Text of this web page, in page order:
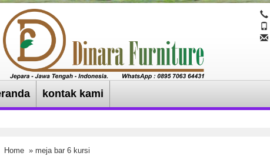
kontak kami
Home » meja bar 6 kursi